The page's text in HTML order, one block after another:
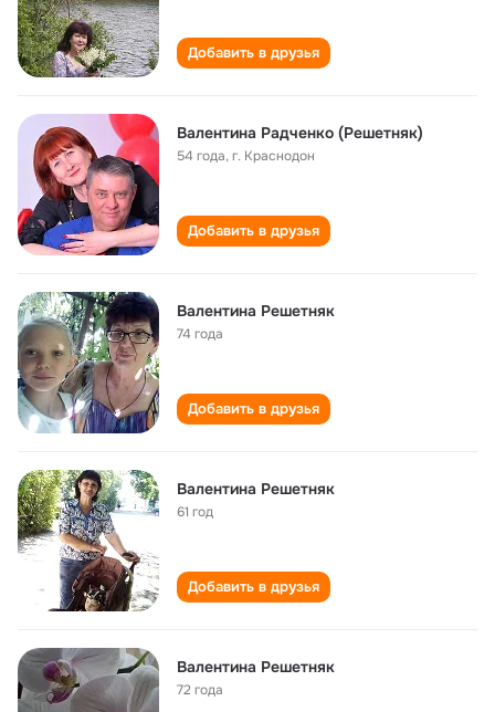
Добавить в друзья
Валентина Радченко (Решетняк)
54 года,г. Краснодон
Добавить в друзья
Валентина Решетняк
74 года
Добавить в друзья
Валентина Решетняк
61 год
Добавить в друзья
Валентина Решетняк
72 года